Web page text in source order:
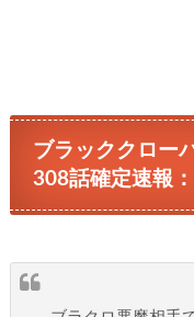
ブラッククロー
308話確定速報